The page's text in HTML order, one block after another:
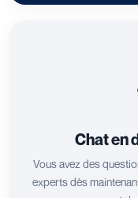
Chat en
Vous avez des
experts dès